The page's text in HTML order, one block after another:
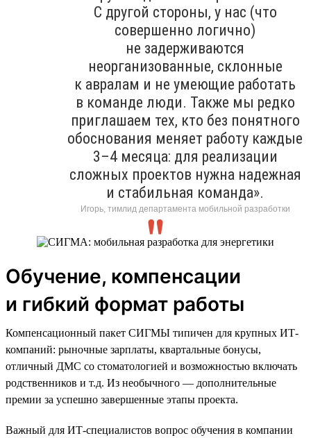
С другой стороны, у нас (что
совершенно логично)
не задерживаются
неорганизованные, склонные
к авралам и не умеющие работать
в команде люди. Также мы редко
приглашаем тех, кто без понятного
обоснования меняет работу каждые
3–4 месяца: для реализации
сложных проектов нужна надежная
и стабильная команда».
Игорь, тимлид департамента мобильной разработки
Обучение, компенсации
и гибкий формат работы
Компенсационный пакет СИГМЫ типичен для крупных ИТ-
компаний: рыночные зарплаты, квартальные бонусы,
отличный ДМС со стоматологией и возможностью включать
родственников и т.д. Из необычного — дополнительные
премии за успешно завершенные этапы проекта.
Важный для ИТ-специалистов вопрос обучения в компании